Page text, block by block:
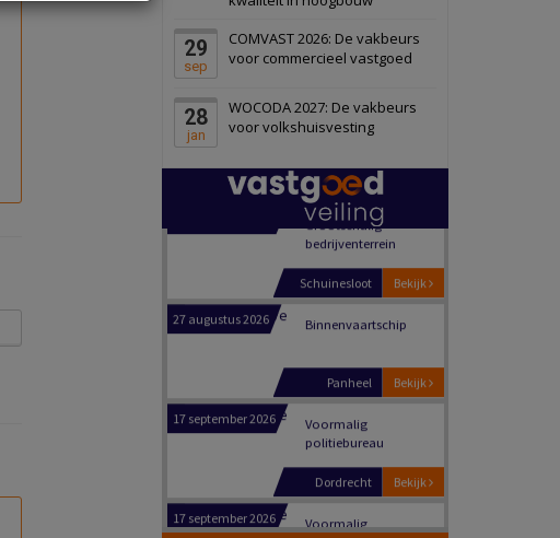
29
sep
COMVAST 2026: De vakbeurs
voor commercieel vastgoed
28
jan
WOCODA 2027: De vakbeurs
voor volkshuisvesting
Schiedam
22 september 2026 Attractiepark
Bekijk
Oranje
28 september 2026
bedrijventerrein
Schuinesloot
Binnenvaartschip
politiebureau
Voormalig
politiebureau